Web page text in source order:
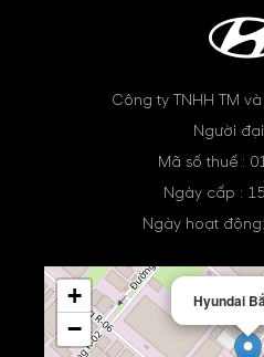
Công ty TNHH TM
Người
Mã số thuế :
Ngày cấp :
Ngày hoạt
Hyundai
+
−